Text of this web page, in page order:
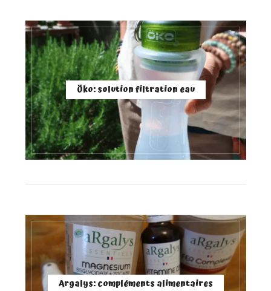
Öko: solution filtration eau
Argalys: compléments alimentaires